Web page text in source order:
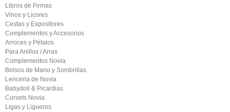
Libros de Firmas
Vinos y Licores
Cestas y Expositores
Complementos y Accesorios
Arroces y Pétalos
Para Anillos / Arras
Complementos Novia
Bolsos de Mano y Sombrillas
Lenceria de Novia
Babydoll & Picardias
Corsets Novia
Ligas y Ligueros